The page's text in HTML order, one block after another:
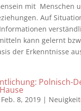
mit Menschen
Auf
kann gelernt
der Erkenntnisse
Polnisch-
Feb. 8, 2019|